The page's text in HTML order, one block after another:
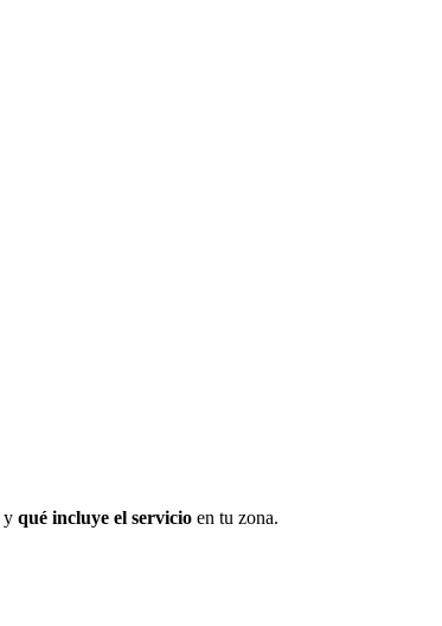
y qué incluye el servicio en tu zona.